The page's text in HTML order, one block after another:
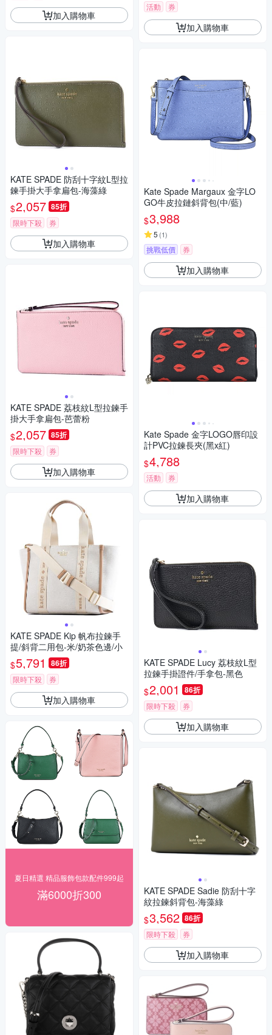
加入購物車
KATE SPADE 防刮十字紋L型拉
鍊手掛大手拿扁包-海藻綠
$2,057 85折
限時下殺 券
加入購物車
KATE SPADE 荔枝紋L型拉鍊手
掛大手拿扁包-芭蕾粉
$2,057 85折
限時下殺 券
加入購物車
KATE SPADE Kip 帆布拉鍊手
提/斜背二用包-米/奶茶色邊/小
$5,791 86折
限時下殺 券
加入購物車
夏日精選 精品服飾包款配件999起
滿6000折300
活動 券
加入購物車
Kate Spade Margaux 金字LO
GO牛皮拉鏈斜背包(中/藍)
$3,988
5 (1)
挑戰低價 券
加入購物車
Kate Spade 金字LOGO唇印設
計PVC拉鍊長夾(黑x紅)
$4,788
活動 券
加入購物車
KATE SPADE Lucy 荔枝紋L型
拉鍊手掛證件/手拿包-黑色
$2,001 86折
限時下殺 券
加入購物車
KATE SPADE Sadie 防刮十字
紋拉鍊斜背包-海藻綠
$3,562 86折
限時下殺 券
加入購物車